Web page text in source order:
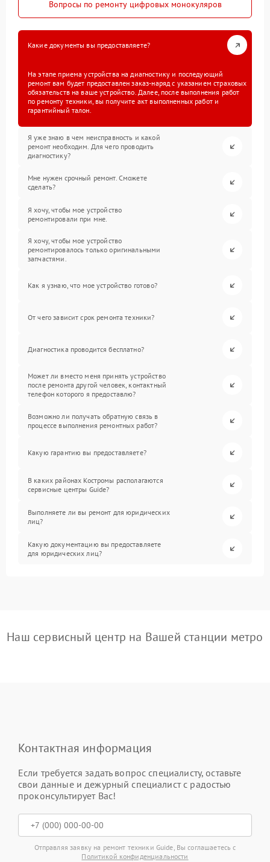
Вопросы по ремонту цифровых монокуляров
Какие документы вы предоставляете?
На этапе приема устройства на диагностику и последующий
ремонт вам будет предоставлен заказ-наряд с указанием страховых
обязательств на ваше устройство. Далее, после выполнения работ
по ремонту техники, вы получите акт выполненных работ и
гарантийный талон.
Я уже знаю в чем неисправность и какой
ремонт необходим. Для чего проводить
диагностику?
Мне нужен срочный ремонт. Сможете
сделать?
Я хочу, чтобы мое устройство
ремонтировали при мне.
Я хочу, чтобы мое устройство
ремонтировалось только оригинальными
запчастями.
Как я узнаю, что мое устройство готово?
От чего зависит срок ремонта техники?
Диагностика проводится бесплатно?
Может ли вместо меня принять устройство
после ремонта другой человек, контактный
телефон которого я предоставлю?
Возможно ли получать обратную связь в
процессе выполнения ремонтных работ?
Какую гарантию вы предоставляете?
В каких районах Костромы располагаются
сервисные центры Guide?
Выполняете ли вы ремонт для юридических
лиц?
Какую документацию вы предоставляете
для юридических лиц?
Наш сервисный центр на Вашей станции метро
Контактная информация
Если требуется задать вопрос специалисту, оставьте
свои данные и дежурный специалист с радостью
проконсультирует Вас!
Отправляя заявку на ремонт техники Guide, Вы соглашаетесь с
Политикой конфиденциальности